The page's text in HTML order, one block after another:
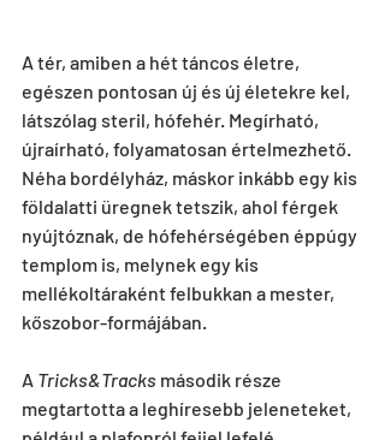
A tér, amiben a hét táncos életre,
egészen pontosan új és új életekre kel,
látszólag steril, hófehér. Megírható,
újraírható, folyamatosan értelmezhető.
Néha bordélyház, máskor inkább egy kis
földalatti üregnek tetszik, ahol férgek
nyújtóznak, de hófehérségében éppúgy
templom is, melynek egy kis
mellékoltáraként felbukkan a mester,
kőszobor-formájában.
A Tricks&Tracks második része
megtartotta a leghíresebb jeleneteket,